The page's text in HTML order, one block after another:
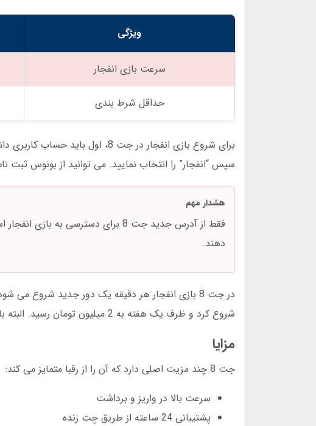
ویژگی
سرعت بازی انفجار
حداقل شرط بندی
سپس “انفجار” را انتخاب نمایید. می توانید از بونوس ثبت
هشدار مهم
دهند.
شروع کرد و ظرف یک هفته به 2 میلیون تومان رسید. البته باید استراتژی مناسبی داشته باشید.
مزایا
جت 8 چند مزیت اصلی دارد که آن را از رقبا متمایز می کند:
سرعت بالا در واریز و برداشت
پشتیبانی 24 ساعته از طریق چت زنده